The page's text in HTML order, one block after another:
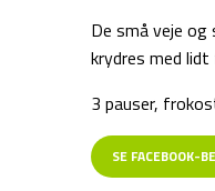
De små veje og
krydres med
3 pauser,
SE FACEBOOK-